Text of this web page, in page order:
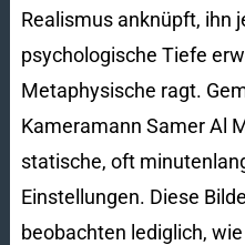
Realismus anknüpft, ihn
psychologische Tiefe
Metaphysische ragt.
Kameramann Samer Al
statische, oft
Einstellungen. Diese
beobachten lediglich,